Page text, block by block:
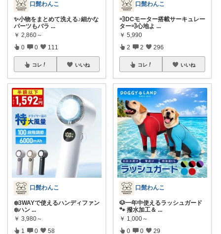
口髭わんこ
✨小物をまとめて洗える♪細かな
パーツもバラ ...
￥ 2,860～
0 0 111
コレ いいね
口髭わんこ
❄️3WAYで使えるハンディファン
❄️ハン ...
￥ 3,980～
1 0 58
口髭わんこ
💨DCモーター搭載サーキュレー
ター💨心地よ ...
￥ 5,990
2 2 296
コレ いいね
口髭わんこ
🐶一年中使えるラッシュガード
🐾 撥水加工＆ ...
￥ 1,000～
0 0 29